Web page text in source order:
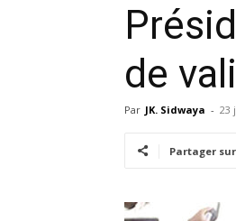
de
Par JK. Sidwaya - 23
Partager sur